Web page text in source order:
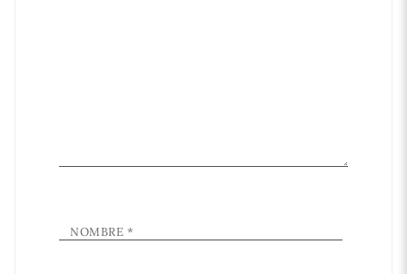
NOMBRE *